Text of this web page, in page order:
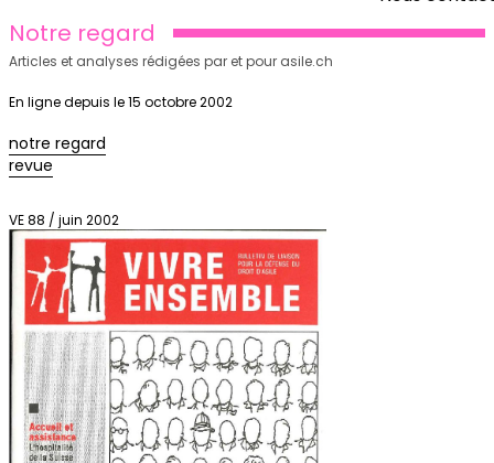
Notre regard
Articles et analyses rédigées par et pour asile.ch
En ligne depuis le 15 octobre 2002
notre regard
revue
VE 88 / juin 2002